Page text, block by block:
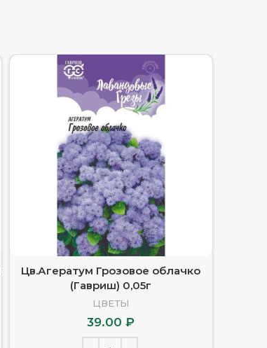
Цв.Агератум Грозовое облачко
(Гавриш) 0,05г
ЦВЕТЫ
39.00₽